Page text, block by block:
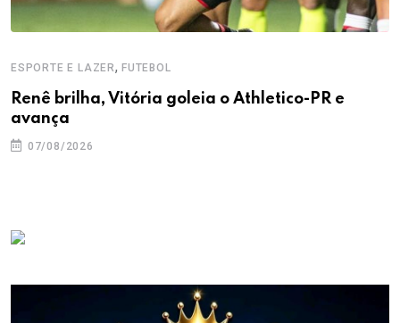
ESPORTE E LAZER, FUTEBOL
Renê brilha, Vitória goleia o Athletico-PR e
avança
07/08/2026